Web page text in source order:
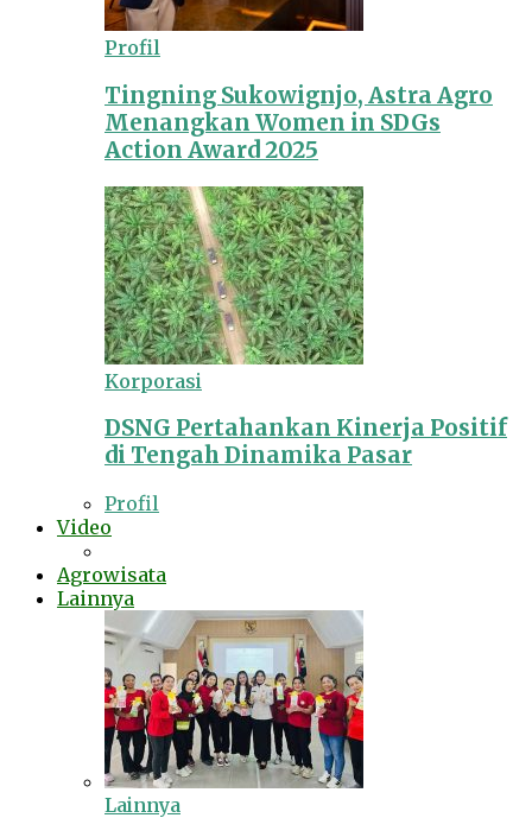
Profil
Tingning Sukowignjo, Astra Agro
Menangkan Women in SDGs
Action Award 2025
Korporasi
DSNG Pertahankan Kinerja Positif
di Tengah Dinamika Pasar
Profil
Video
Agrowisata
Lainnya
Lainnya